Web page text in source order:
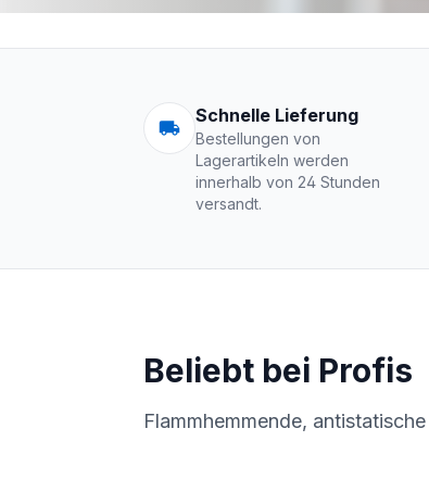
Arbeitskleidung
Schnelle Lieferung
Bestellungen von
Lagerartikeln werden
innerhalb von 24 Stunden
versandt.
Beliebt bei Profis
Flammhemmende,